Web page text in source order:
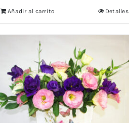
Añadir al carrito Detalles